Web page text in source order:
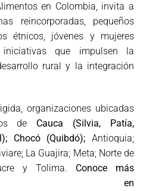
en Colombia, invita a
reincorporadas, pequeños
étnicos, jóvenes y mujeres
que impulsen la
rural y la integración
organizaciones ubicadas
de Cauca (Silvia, Patía,
Chocó (Quibdó); Antioquia;
La Guajira; Meta; Norte de
y Tolima. Conoce más
en